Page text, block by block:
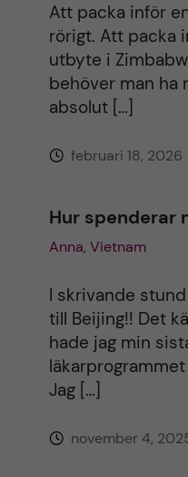
Att packa inför
rörigt. Att packa
utbyte i
behöver man ha
absolut […]
februari 18, 2026
Hur spenderar
Anna, Vietnam
I skrivande
till Beijing!! Det
hade jag min
Jag […]
november 4,